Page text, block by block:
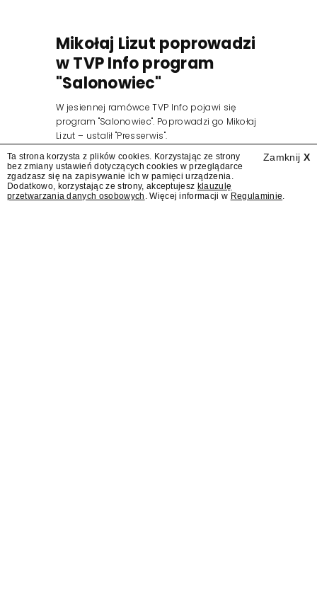
Mikołaj Lizut poprowadzi
w TVP Info program
"Salonowiec"
W jesiennej ramówce TVP Info pojawi się
program "Salonowiec". Poprowadzi go Mikołaj
Lizut – ustalił "Presserwis".
Zamknij X
Ta strona korzysta z plików cookies. Korzystając ze strony
bez zmiany ustawień dotyczących cookies w przeglądarce
zgadzasz się na zapisywanie ich w pamięci urządzenia.
Dodatkowo, korzystając ze strony, akceptujesz klauzulę
przetwarzania danych osobowych . Więcej informacji w Regulaminie.